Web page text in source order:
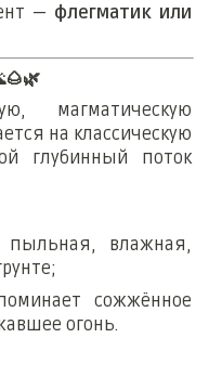
— флегматик или
магматическую
на классическую
глубинный поток
влажная,
сожжённое
огонь.